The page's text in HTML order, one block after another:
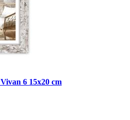
6 15x20 cm